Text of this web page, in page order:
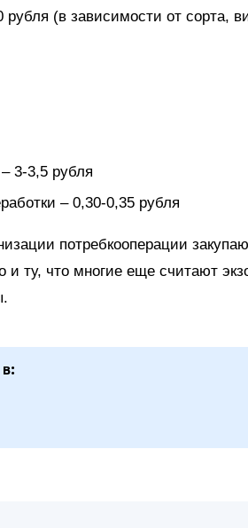
рубля (в зависимости от сорта,
3-3,5 рубля
– 0,30-0,35 рубля
потребкооперации
ту, что многие еще считают